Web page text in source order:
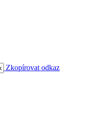
Zkopírovat odkaz